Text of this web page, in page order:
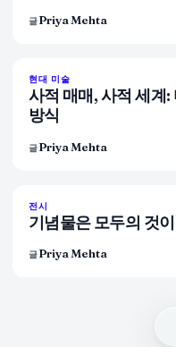
글Priya Mehta
현대 미술
사적 매매, 사적 세계
방식
글Priya Mehta
전시
기념물은 모두의 것
글Priya Mehta